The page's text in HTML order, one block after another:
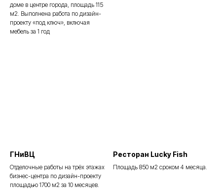
доме в центре города, площадь 115
м2. Выполнена работа по дизайн-
проекту «под ключ», включая
мебель за 1 год
ГНиВЦ
Отделочные работы на трёх этажах
бизнес-центра по дизайн-проекту
площадью 1700 м2 за 10 месяцев.
Ресторан Lucky Fish
Площадь 850 м2 сроком 4 месяца.